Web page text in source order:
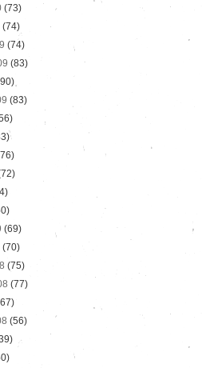
(73)
(74)
(74)
(83)
(83)
(69)
(70)
(75)
(77)
(56)